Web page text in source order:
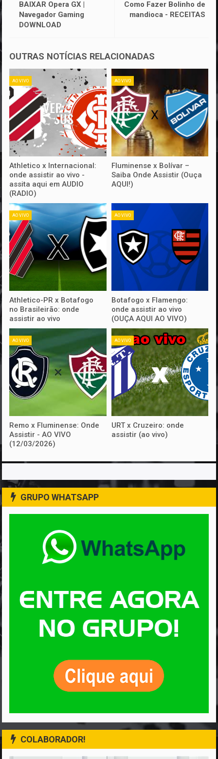
Como Fazer Bolinho de
mandioca - RECEITAS
BAIXAR Opera GX |
Navegador Gaming
DOWNLOAD
OUTRAS NOTÍCIAS RELACIONADAS
AO VIVO
Athletico x Internacional:
onde assistir ao vivo -
assita aqui em AUDIO
(RADIO)
AO VIVO
Fluminense x Bolívar –
Saiba Onde Assistir (Ouça
AQUI!)
AO VIVO
Athletico-PR x Botafogo
no Brasileirão: onde
assistir ao vivo
AO VIVO
Botafogo x Flamengo:
onde assistir ao vivo
(OUÇA AQUI AO VIVO)
AO VIVO
Remo x Fluminense: Onde
Assistir - AO VIVO
(12/03/2026)
AO VIVO
URT x Cruzeiro: onde
assistir (ao vivo)
GRUPO WHATSAPP
COLABORADOR!